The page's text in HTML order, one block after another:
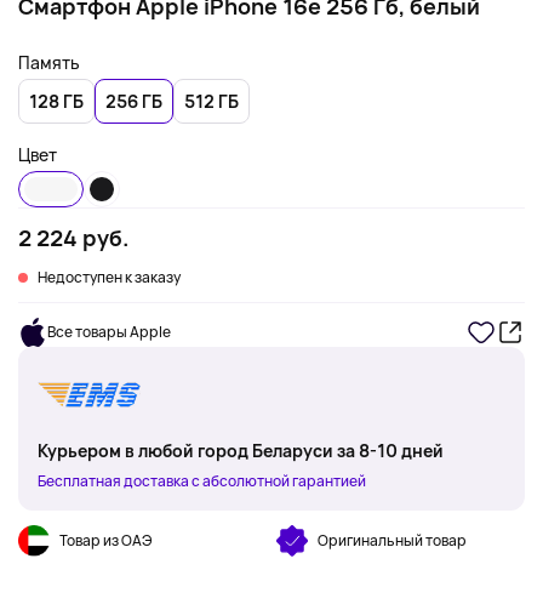
Смартфон Apple iPhone 16e 256 Гб, белый
Память
128 ГБ
256 ГБ 512 ГБ
Цвет
2 224 руб.
Недоступен к заказу
Все товары Apple
Курьером в любой город Беларуси за 8-10 дней
Бесплатная доставка с абсолютной гарантией
Товар из ОАЭ Оригинальный товар